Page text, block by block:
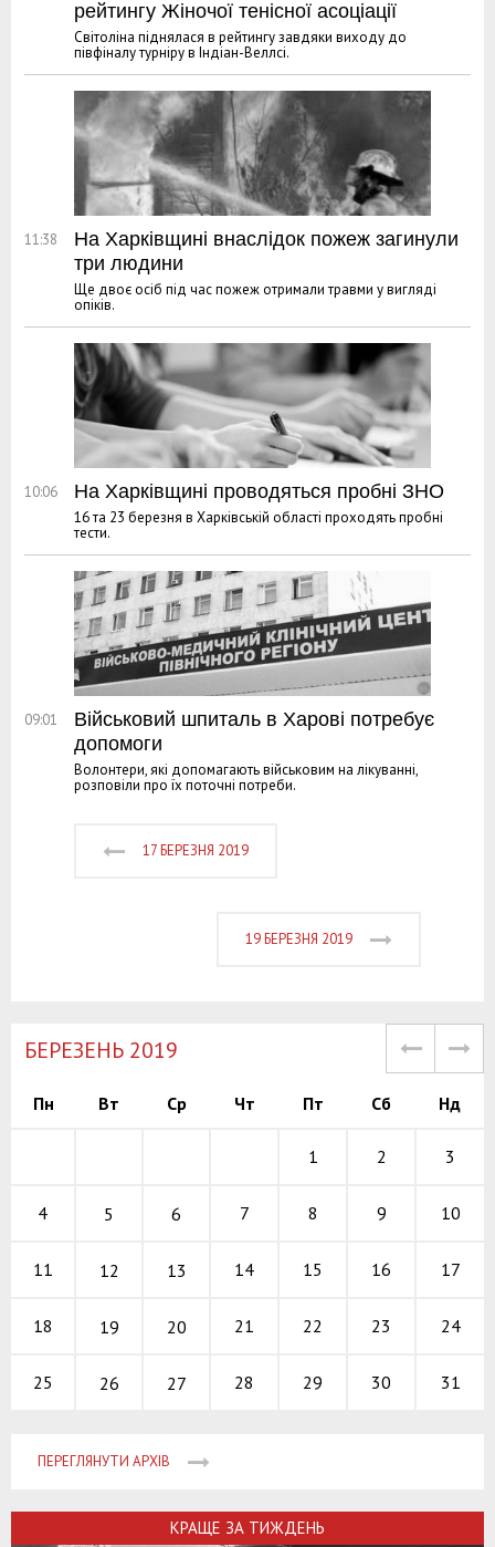
рейтингу Жіночої тенісної асоціації
Світоліна піднялася в рейтингу завдяки виходу до
півфіналу турніру в Індіан-Веллсі.
11:38
На Харківщині внаслідок пожеж загинули
три людини
Ще двоє осіб під час пожеж отримали травми у вигляді
опіків.
10:06 На Харківщині проводяться пробні ЗНО
16 та 23 березня в Харківській області проходять пробні
тести.
09:01
Військовий шпиталь в Харові потребує
допомоги
Волонтери, які допомагають військовим на лікуванні,
розповіли про їх поточні потреби.
17 БЕРЕЗНЯ 2019
19 БЕРЕЗНЯ 2019
БЕРЕЗЕНЬ 2019
Пн Вт Ср Чт Пт Сб Нд
1 2 3
4 5 6 7 8 9 10
11 12 13 14 15 16 17
18 19 20 21 22 23 24
25 26 27 28 29 30 31
ПЕРЕГЛЯНУТИ АРХІВ
КРАЩЕ ЗА ТИЖДЕНЬ